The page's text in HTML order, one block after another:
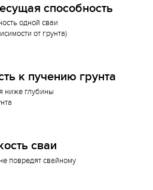
способность
одной сваи
от грунта)
к пучению грунта
ниже глубины
сваи
повредят свайному